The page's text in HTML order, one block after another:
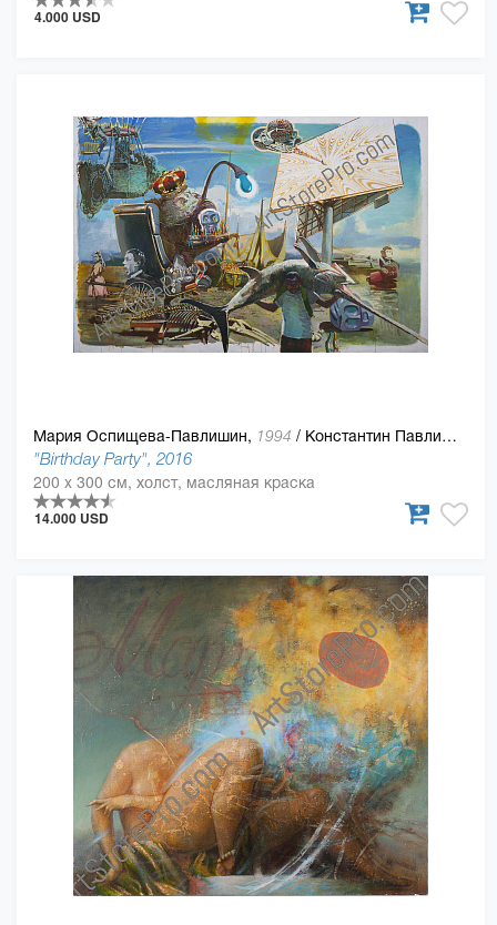
4.000 USD
Мария Оспищева-Павлишин, 1994 / Константин Павлишин
"Birthday Party", 2016
200 x 300 см, холст, масляная краска
14.000 USD